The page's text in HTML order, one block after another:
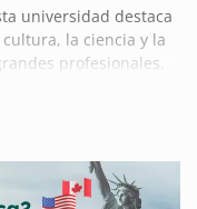
universidad destaca
la ciencia y la
profesionales.
también destaca
los estudiantes y la
la formación.